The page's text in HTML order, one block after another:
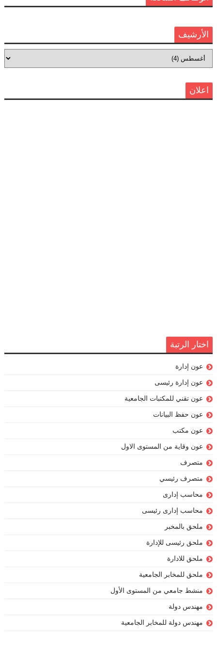
الأرشيف
اعلان
اختار الرتبة
عون إدارة
عون إدارة رئيسى
عون تقني للمكتبات الجامعية
عون حفظ البيانات
عون مكتب
عون وقاية من المستوى الاول
متصرف
متصرف رئيسي
محاسب إدارى
محاسب إدارى رئيسى
ملحق بالمخبر
ملحق رئيسى للإدارة
ملحق للادارة
ملحق للمخابر الجامعية
منشط جامعي من المستوى الأول
مهندس دولة
مهندس دولة للمخابر الجامعية